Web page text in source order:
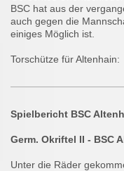
BSC hat aus der
auch gegen die
einiges Möglich ist.
Torschütze für
Spielbericht BSC
Germ. Okriftel II - BSC
Unter die Räder